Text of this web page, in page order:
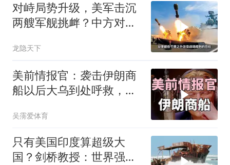
对峙局势升级，美军击沉
两艘军舰挑衅？中方对美
龙隐天下
美前情报官：袭击伊朗商
船以后大乌到处呼救，但
吴霶爱体育
只有美国印度算超级大
国？剑桥教授：世界强国